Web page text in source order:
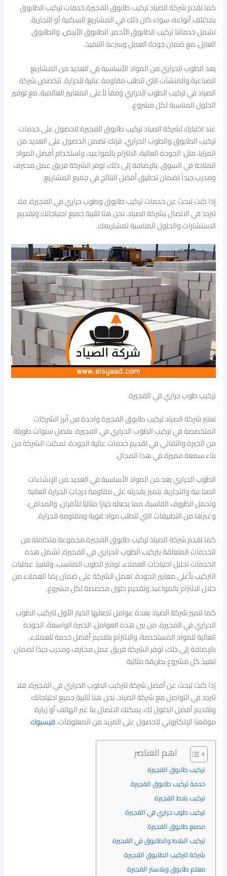
كما تقدم شركة الصياد تركيب طابوق الفجيرة خدمات تركيب الطابوق
بمختلف أنواعه، سواء كان ذلك في المشاريع السكنية أو التجارية.
تشمل خدماتنا تركيب الطابوق الأحمر، الطابوق الأبيض، والطابوق
العازل، مع ضمان جودة العمل وسرعة التنفيذ.
يعد الطوب الحراري من المواد الأساسية في العديد من المشاريع
الصناعية والمنشآت التي تتطلب مقاومة عالية للحرارة. تتخصص شركة
الصياد في تركيب الطوب الحراري وفقاً لأعلى المعايير العالمية، مع توفير
الحلول المناسبة لكل مشروع.
عند اختيارك لشركة الصياد تركيب طابوق الفجيرة للحصول على خدمات
تركيب الطابوق والطوب الحراري، فإنك تضمن الحصول على العديد من
المزايا، مثل: الجودة العالية، الالتزام بالمواعيد، واستخدام أفضل المواد
المتاحة في السوق. بالإضافة إلى ذلك، توفر الشركة فريق عمل محترف
ومدرب جيداً لضمان تحقيق أفضل النتائج في جميع المشاريع.
إذا كنت تبحث عن خدمات تركيب طابوق وطوب حراري في الفجيرة، فلا
تتردد في الاتصال بشركة الصياد. نحن هنا لتلبية جميع احتياجاتك وتقديم
الاستشارات والحلول المناسبة لمشاريعك.
تركيب طوب حراري في الفجيرة
تعتبر شركة الصياد تركيب طابوق الفجيرة واحدة من أبرز الشركات
المتخصصة في تركيب الطوب الحراري في الفجيرة. بفضل سنوات طويلة
من الخبرة والتفاني في تقديم خدمات عالية الجودة، تمكنت الشركة من
بناء سمعة مميزة في هذا المجال.
الطوب الحراري يعد من المواد الأساسية في العديد من الإنشاءات
الصناعية والتجارية. يتميز بقدرته على مقاومة درجات الحرارة العالية
وتحمل الظروف القاسية، مما يجعله خيارًا مثاليًا للأفران، والمدافئ،
وغيرها من التطبيقات التي تتطلب مواد قوية ومقاومة للحرارة.
كما تقدم شركة الصياد تركيب طابوق الفجيرة مجموعة متكاملة من
الخدمات المتعلقة بتركيب الطوب الحراري في الفجيرة. تشمل هذه
الخدمات تحليل احتياجات العملاء، توفير الطوب المناسب، وتنفيذ عمليات
التركيب بأعلى معايير الجودة. تعمل الشركة على ضمان رضا العملاء من
خلال الالتزام بالمواعيد وتقديم حلول مخصصة لكل مشروع.
كما تتميز شركة الصياد بعدة عوامل تجعلها الخيار الأول لتركيب الطوب
الحراري في الفجيرة. من بين هذه العوامل، الخبرة الواسعة، الجودة
العالية للمواد المستخدمة، والالتزام بتقديم أفضل خدمة للعملاء.
بالإضافة إلى ذلك، توفر الشركة فريق عمل محترف ومدرب جيدًا لضمان
تنفيذ كل مشروع بطريقة مثالية.
إذا كنت تبحث عن أفضل شركة لتركيب الطوب الحراري في الفجيرة، فلا
تتردد في التواصل مع شركة الصياد. نحن هنا لتلبية جميع احتياجاتك
وتقديم أفضل الحلول لك. يمكنك الاتصال بنا عبر الهاتف أو زيارة
موقعنا الإلكتروني للحصول على المزيد من المعلومات.فيسبوك
اهم العناصر
تركيب طابوق الفجيرة
خدمة تركيب طابوق الفجيرة
تركيب بلاط الفجيرة
تركيب طوب حراري في الفجيرة
مصنع طابوق الفجيرة
تركيب البلاط والطابوق في الفجيرة
شركة لتركيب الطابوق الفجيرة
معلم طابوق وبلاستر الفجيرة